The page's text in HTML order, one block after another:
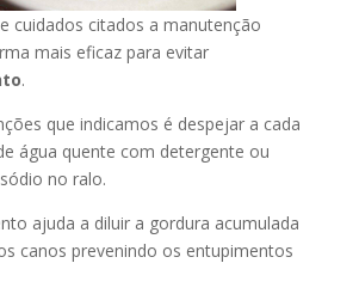
cuidados citados a manutenção
mais eficaz para evitar
.
que indicamos é despejar a cada
água quente com detergente ou
no ralo.
ajuda a diluir a gordura acumulada
canos prevenindo os entupimentos